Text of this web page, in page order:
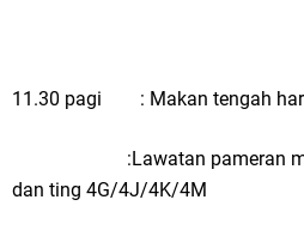
11.30 pagi : Makan tengah
:Lawatan pameran
dan ting 4G/4J/4K/4M